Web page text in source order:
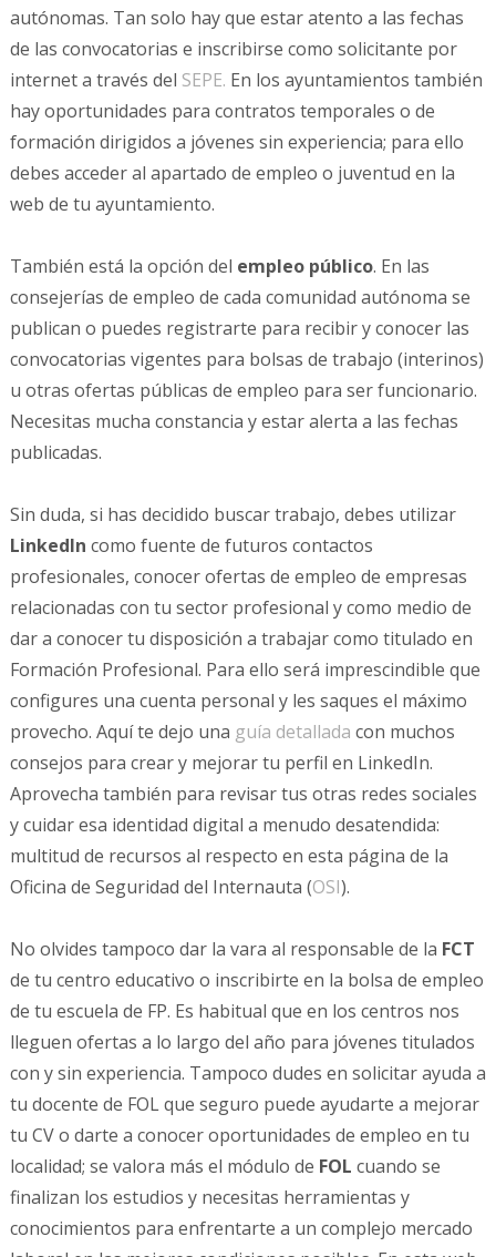
autónomas. Tan solo hay que estar atento a las fechas
de las convocatorias e inscribirse como solicitante por
internet a través del SEPE. En los ayuntamientos también
hay oportunidades para contratos temporales o de
formación dirigidos a jóvenes sin experiencia; para ello
debes acceder al apartado de empleo o juventud en la
web de tu ayuntamiento.
También está la opción del empleo público. En las
consejerías de empleo de cada comunidad autónoma se
publican o puedes registrarte para recibir y conocer las
convocatorias vigentes para bolsas de trabajo (interinos)
u otras ofertas públicas de empleo para ser funcionario.
Necesitas mucha constancia y estar alerta a las fechas
publicadas.
Sin duda, si has decidido buscar trabajo, debes utilizar
LinkedIn como fuente de futuros contactos
profesionales, conocer ofertas de empleo de empresas
relacionadas con tu sector profesional y como medio de
dar a conocer tu disposición a trabajar como titulado en
Formación Profesional. Para ello será imprescindible que
configures una cuenta personal y les saques el máximo
provecho. Aquí te dejo una guía detallada con muchos
consejos para crear y mejorar tu perfil en LinkedIn.
Aprovecha también para revisar tus otras redes sociales
y cuidar esa identidad digital a menudo desatendida:
multitud de recursos al respecto en esta página de la
Oficina de Seguridad del Internauta (OSI).
No olvides tampoco dar la vara al responsable de la FCT
de tu centro educativo o inscribirte en la bolsa de empleo
de tu escuela de FP. Es habitual que en los centros nos
lleguen ofertas a lo largo del año para jóvenes titulados
con y sin experiencia. Tampoco dudes en solicitar ayuda a
tu docente de FOL que seguro puede ayudarte a mejorar
tu CV o darte a conocer oportunidades de empleo en tu
localidad; se valora más el módulo de FOL cuando se
finalizan los estudios y necesitas herramientas y
conocimientos para enfrentarte a un complejo mercado